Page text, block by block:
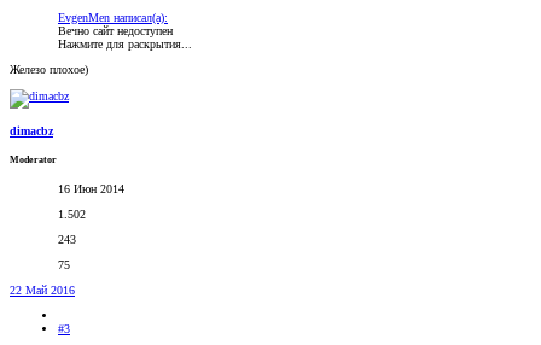
EvgenMen написал(а):
Вечно сайт недоступен
Нажмите для раскрытия...
Железо плохое)
dimacbz
Moderator
16 Июн 2014
1.502
243
75
22 Май 2016
#3